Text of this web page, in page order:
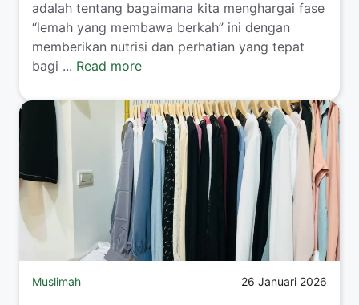
adalah tentang bagaimana kita menghargai fase
“lemah yang membawa berkah” ini dengan
memberikan nutrisi dan perhatian yang tepat
bagi ... Read more
Muslimah 26 Januari 2026